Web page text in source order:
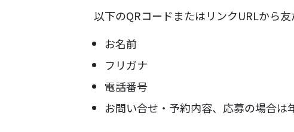
以下のQRコードまたはリンクURLから友
お名前
フリガナ
電話番号
お問い合せ・予約内容、応募の場合